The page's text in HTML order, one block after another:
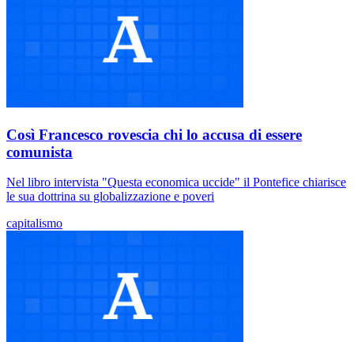
Così Francesco rovescia chi lo accusa di essere
comunista
Nel libro intervista "Questa economica uccide" il Pontefice chiarisce
le sua dottrina su globalizzazione e poveri
capitalismo